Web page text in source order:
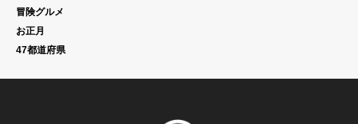
冒険グルメ
お正月
47都道府県